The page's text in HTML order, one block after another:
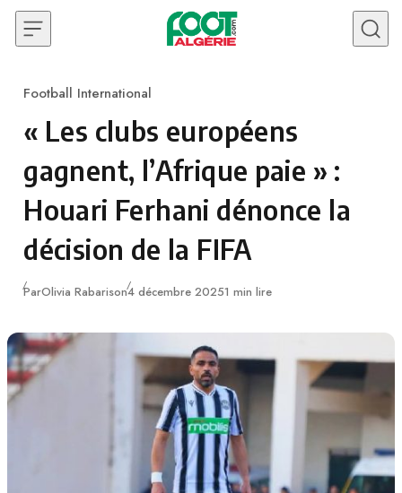
Skip to content
Category
Football International
« Les clubs européens
gagnent, l’Afrique paie » :
Houari Ferhani dénonce la
décision de la FIFA
ParOlivia RabarisonPublié
4 décembre 20251 min lire